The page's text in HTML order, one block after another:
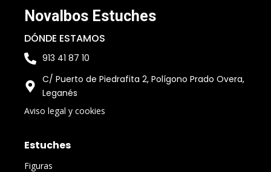
Novalbos Estuches
DÓNDE ESTAMOS
913 41 87 10
C/ Puerto de Piedrafita 2, Polígono Prado Overa,
Leganés
Aviso legal y cookies
Estuches
Figuras